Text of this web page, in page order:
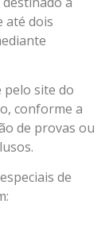
até dois
pelo site do
conforme a
de provas ou
de